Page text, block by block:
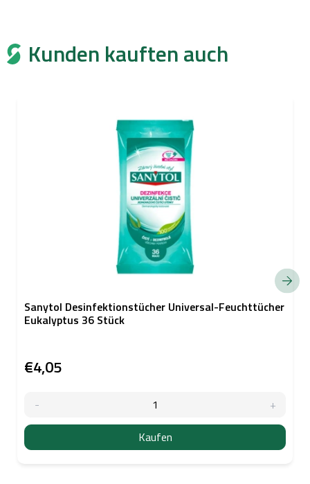
Kunden kauften auch
Sanytol Desinfektionstücher Universal-Feuchttücher
Eukalyptus 36 Stück
€4,05
Kaufen